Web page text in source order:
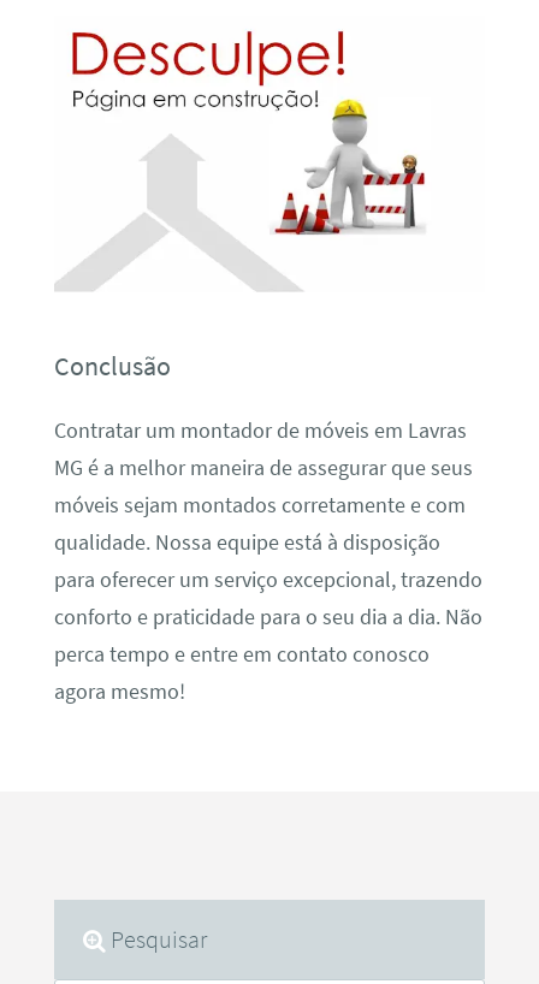
Conclusão
Contratar um montador de móveis em Lavras
MG é a melhor maneira de assegurar que seus
móveis sejam montados corretamente e com
qualidade. Nossa equipe está à disposição
para oferecer um serviço excepcional, trazendo
conforto e praticidade para o seu dia a dia. Não
perca tempo e entre em contato conosco
agora mesmo!
Pesquisar